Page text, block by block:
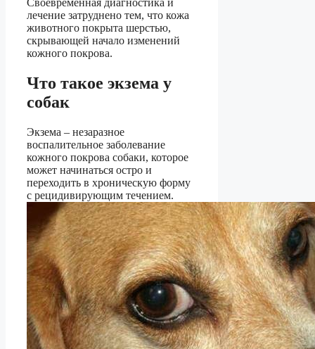
Своевременная диагностика и
лечение затруднено тем, что кожа
животного покрыта шерстью,
скрывающей начало изменений
кожного покрова.
Что такое экзема у
собак
Экзема – незаразное
воспалительное заболевание
кожного покрова собаки, которое
может начинаться остро и
переходить в хроническую форму
с рецидивирующим течением.